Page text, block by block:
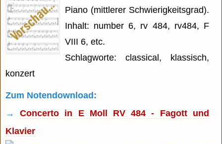
Piano (mittlerer Schwierigkeitsgrad).
Inhalt: number 6, rv 484, rv484, F
VIII 6, etc.
Schlagworte: classical, klassisch,
konzert
Zum Notendownload:
→Concerto in E Moll RV 484 - Fagott und
Klavier